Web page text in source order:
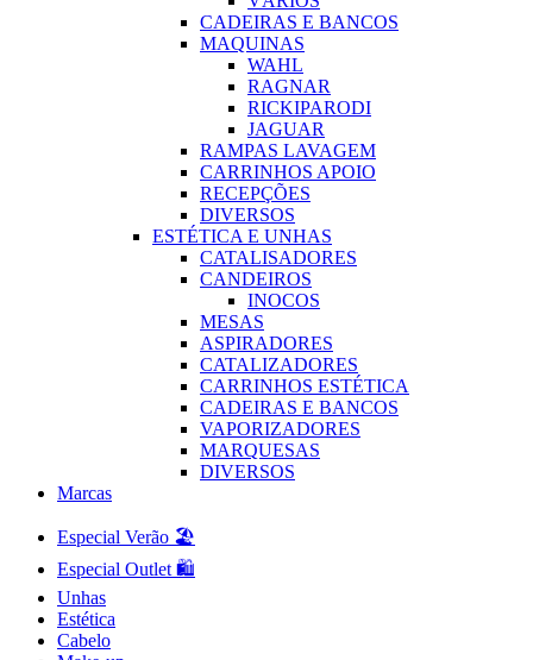
CADEIRAS E BANCOS
MAQUINAS
WAHL
RAGNAR
RICKIPARODI
JAGUAR
RAMPAS LAVAGEM
CARRINHOS APOIO
RECEPÇÕES
DIVERSOS
ESTÉTICA E UNHAS
CATALISADORES
CANDEIROS
INOCOS
MESAS
ASPIRADORES
CATALIZADORES
CARRINHOS ESTÉTICA
CADEIRAS E BANCOS
VAPORIZADORES
MARQUESAS
DIVERSOS
Marcas
Especial Verão 🏖️
Especial Outlet 🛍️
Unhas
Estética
Cabelo